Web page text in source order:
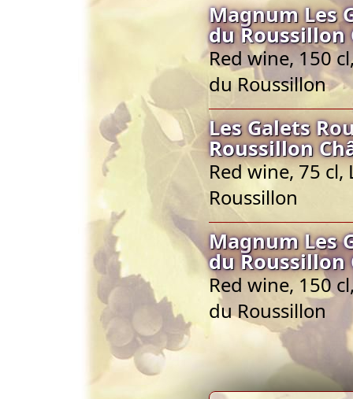
Magnum Les
du Roussillon
Red wine, 150
du Roussillon
Les Galets
Roussillon
Red wine, 75
Roussillon
Magnum Les
du Roussillon
Red wine, 150
du Roussillon